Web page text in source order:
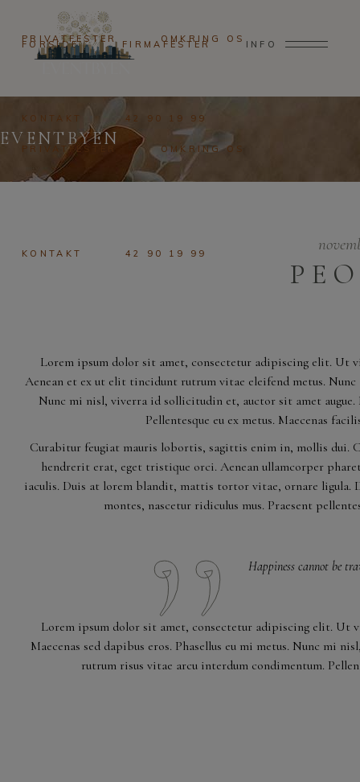
FORSIDE FIRMAFESTER
PRIVATFESTER OMKRING OS
KONTAKT 42 90 19 99
INFO
PRIVATFESTER OMKRING OS
KONTAKT 42 90 19 99
EVENTBYEN
Lorem ipsum dolor sit amet, consectetur adipiscing elit. Ut
Aenean et ex ut elit tincidunt rutrum vitae eleifend metus. Nunc
Nunc mi nisl, viverra id sollicitudin et, auctor sit amet
Pellentesque eu ex metus. Maecenas
Curabitur feugiat mauris lobortis, sagittis enim in, mollis dui.
hendrerit erat, eget tristique orci. Aenean ullamcorper
iaculis. Duis at lorem blandit, mattis tortor vitae, ornare ligula.
montes, nascetur ridiculus mus. Praesent
Happiness cannot be
Lorem ipsum dolor sit amet, consectetur adipiscing elit. Ut
Maecenas sed dapibus eros. Phasellus eu mi metus. Nunc mi
rutrum risus vitae arcu interdum condimentum.